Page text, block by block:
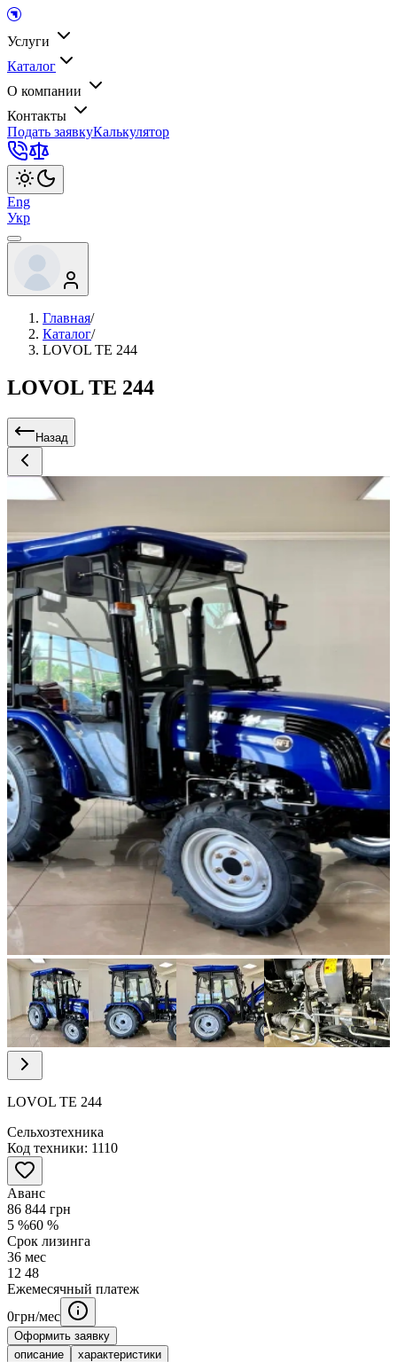
Услуги
Каталог
О компании
Контакты
Подать заявкуКалькулятор
Eng
Укр
Главная/
Каталог/
LOVOL ТЕ 244
LOVOL ТЕ 244
Назад
Item
1
of
25
Item
25
LOVOL ТЕ 244
Сельхозтехника
Код техники: 1110
Аванс
86 844 грн
5 %60 %
Срок лизинга
36 мес
12 48
Ежемесячный платеж
0грн/мес
Оформить заявку
описание
характеристики